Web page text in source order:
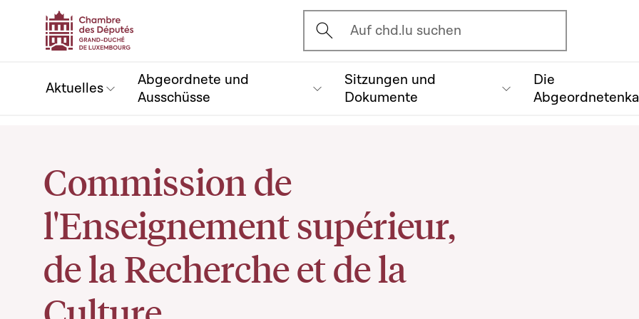
Ouvrir l'écran de recherche
Auf chd.lu suchen
Aktuelles
Abgeordnete und
Ausschüsse
Sitzungen und
Dokumente
Die
Commission de
l'Enseignement supérieur,
de la Recherche et de la